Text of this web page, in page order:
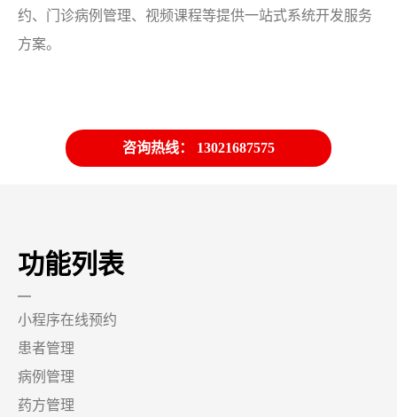
约、门诊病例管理、视频课程等提供一站式系统开发服务
方案。
咨询热线： 13021687575
功能列表
小程序在线预约
患者管理
病例管理
药方管理